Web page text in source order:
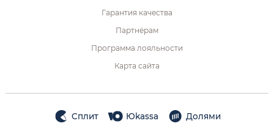
Гарантия качества
Партнёрам
Программа лояльности
Карта сайта
Сплит Юkassa Долями